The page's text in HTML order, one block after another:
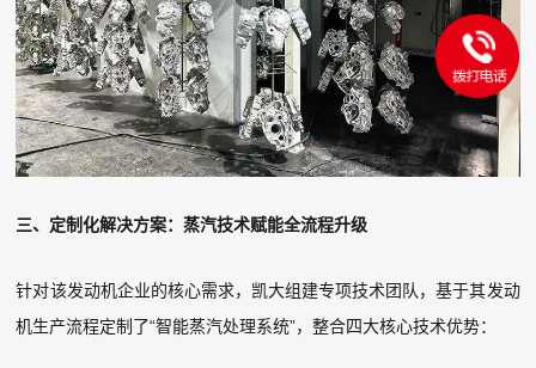
三、定制化解决方案：蒸汽技术赋能全流程升级
针对该发动机企业的核心需求，凯大组建专项技术团队，基于其发动
机生产流程定制了“智能蒸汽处理系统”，整合四大核心技术优势：